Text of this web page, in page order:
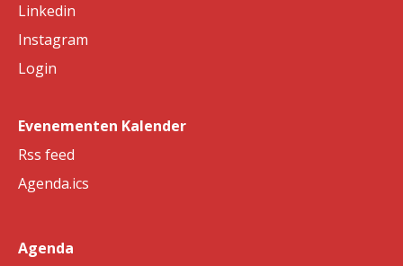
Linkedin
Instagram
Login
Evenementen Kalender
Rss feed
Agenda.ics
Agenda